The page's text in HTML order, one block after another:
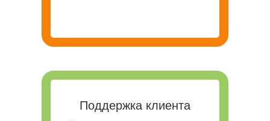
Поддержка клиента